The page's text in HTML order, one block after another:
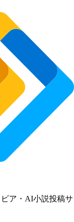
ア・AI小説投稿サ